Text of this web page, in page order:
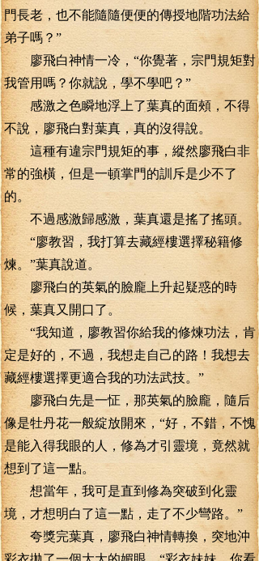
門長老，也不能隨隨便便的傳授地階功法給
弟子嗎？”
廖飛白神情一冷，“你覺著，宗門規矩對
我管用嗎？你就說，學不學吧？”
感激之色瞬地浮上了葉真的面頰，不得
不說，廖飛白對葉真，真的沒得說。
這種有違宗門規矩的事，縱然廖飛白非
常的強橫，但是一頓掌門的訓斥是少不了
的。
不過感激歸感激，葉真還是搖了搖頭。
“廖教習，我打算去藏經樓選擇秘籍修
煉。”葉真說道。
廖飛白的英氣的臉龐上升起疑惑的時
候，葉真又開口了。
“我知道，廖教習你給我的修煉功法，肯
定是好的，不過，我想走自己的路！我想去
藏經樓選擇更適合我的功法武技。”
廖飛白先是一怔，那英氣的臉龐，隨后
像是牡丹花一般綻放開來，“好，不錯，不愧
是能入得我眼的人，修為才引靈境，竟然就
想到了這一點。
想當年，我可是直到修為突破到化靈
境，才想明白了這一點，走了不少彎路。”
夸獎完葉真，廖飛白神情轉換，突地沖